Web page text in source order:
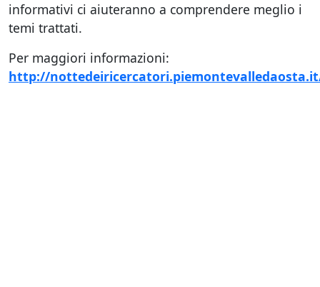
informativi ci aiuteranno a comprendere meglio i
temi trattati.
Per maggiori informazioni:
http://